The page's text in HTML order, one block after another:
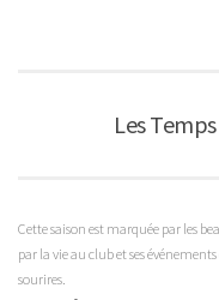
Les
Cette saison est marquée par les
par la vie au club et ses
sourires.